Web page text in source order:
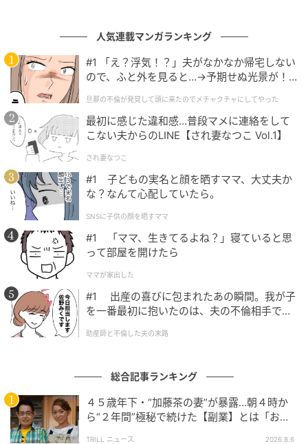
人気連載マンガランキング
#1 「え？浮気！？」夫がなかなか帰宅しない
ので、ふと外を見ると…→予期せぬ光景が！
クチャにしてやった
旦那の不倫が発覚して頭に来たのでメチャクチャにしてやった
最初に感じた違和感…普段マメに連絡をして
こない夫からのLINE【され妻なつこ Vol.1】
され妻なつこ
#1 子どもの実名と顔を晒すママ、大丈夫か
な？なんて心配していたら。
SNSに子供の顔を晒すママ
#1 「ママ、生きてるよね？」寝ていると思
って部屋を開けたら
ママが家出した
#1 出産の喜びに包まれたあの瞬間。我が子
を一番最初に抱いたのは、夫の不倫相手でし
助産師と不倫した夫の末路
総合記事ランキング
４５歳年下・“加藤茶の妻”が暴露…朝４時か
ら“２年間”極秘で続けた【副業】とは「お金
TRILL ニュース 2026.8.6